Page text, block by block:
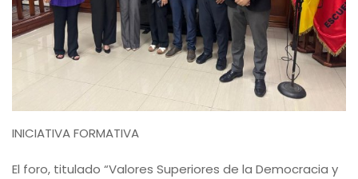
INICIATIVA FORMATIVA
El foro, titulado “Valores Superiores de la Democracia y